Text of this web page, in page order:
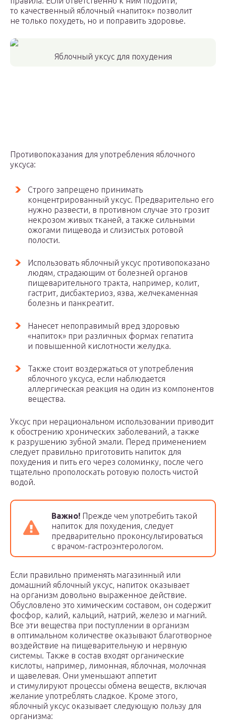
то качественный яблочный «напиток» позволит
не только похудеть, но и поправить здоровье.
Яблочный уксус для похудения
Противопоказания для употребления яблочного
уксуса:
Строго запрещено принимать
концентрированный уксус. Предварительно его
нужно развести, в противном случае это грозит
некрозом живых тканей, а также сильными
ожогами пищевода и слизистых ротовой
полости.
Использовать яблочный уксус противопоказано
людям, страдающим от болезней органов
пищеварительного тракта, например, колит,
гастрит, дисбактериоз, язва, желчекаменная
болезнь и панкреатит.
Нанесет непоправимый вред здоровью
«напиток» при различных формах гепатита
и повышенной кислотности желудка.
Также стоит воздержаться от употребления
яблочного уксуса, если наблюдается
аллергическая реакция на один из компонентов
вещества.
Уксус при нерациональном использовании приводит
к обострению хронических заболеваний, а также
к разрушению зубной эмали. Перед применением
следует правильно приготовить напиток для
похудения и пить его через соломинку, после чего
тщательно прополоскать ротовую полость чистой
водой.
Важно! Прежде чем употребить такой
напиток для похудения, следует
предварительно проконсультироваться
с врачом-гастроэнтерологом.
Если правильно применять магазинный или
домашний яблочный уксус, напиток оказывает
на организм довольно выраженное действие.
Обусловлено это химическим составом, он содержит
фосфор, калий, кальций, натрий, железо и магний.
Все эти вещества при поступлении в организм
в оптимальном количестве оказывают благотворное
воздействие на пищеварительную и нервную
системы. Также в состав входят органические
кислоты, например, лимонная, яблочная, молочная
и щавелевая. Они уменьшают аппетит
и стимулируют процессы обмена веществ, включая
желание употреблять сладкое. Кроме этого,
яблочный уксус оказывает следующую пользу для
организма: